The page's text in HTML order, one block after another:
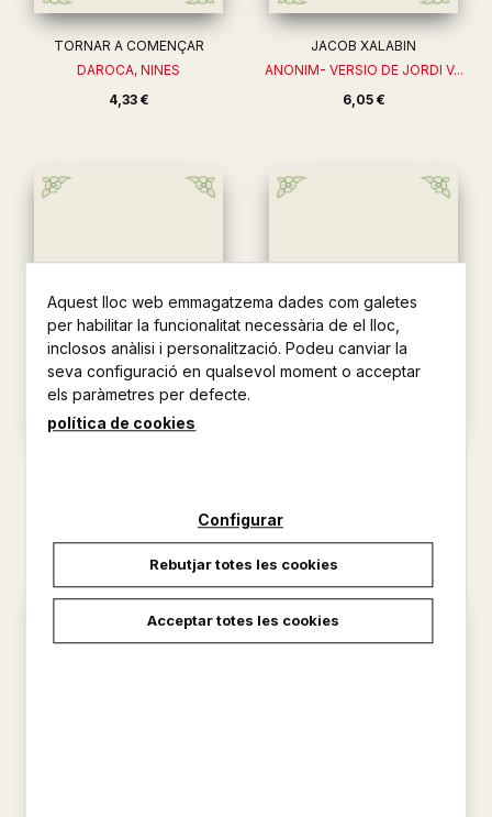
TORNAR A COMENÇAR
DAROCA, NINES
4,33 €
JACOB XALABIN
ANONIM- VERSIO DE JORDI V...
6,05 €
20,23 €
12,71 €
Aquest lloc web emmagatzema dades com galetes
per habilitar la funcionalitat necessària de el lloc,
inclosos anàlisi i personalització. Podeu canviar la
seva configuració en qualsevol moment o acceptar
els paràmetres per defecte.
política de cookies
Configurar
Rebutjar totes les cookies
Acceptar totes les cookies